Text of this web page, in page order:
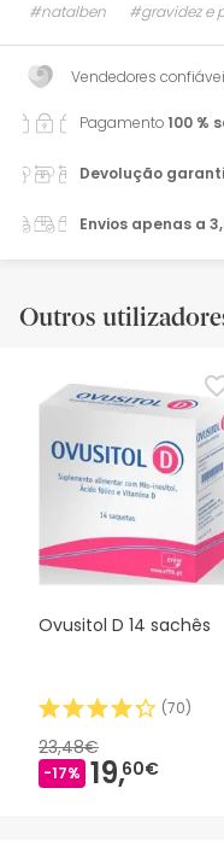
#natalben
#gravidez e
Vendedores
Pagamento100 %
Devolução
Envios apenas a
Outros
Ovusitol D 14 sachês
(70)
23,48€
-17% 19,60€